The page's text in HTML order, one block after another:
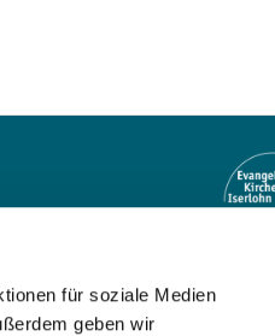
für soziale Medien
geben wir